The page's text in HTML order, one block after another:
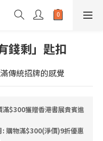
錢剩」匙扣
傳統招牌的感覺
滿$300獲贈香港書展貴賓進
: 購物滿$300(淨價)9折優惠